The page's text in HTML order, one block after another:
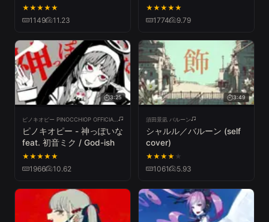
★★★★★
1149 11.23
★★★★★
1774 9.79
3:25
ピノキオピー - 神っぽいな
feat. 初音ミク / God-ish
★★★★★
1966 10.62
3:49
須田景凪 バルーン
シャルル／バルーン (self
cover)
★★★★ ★
1061 5.93